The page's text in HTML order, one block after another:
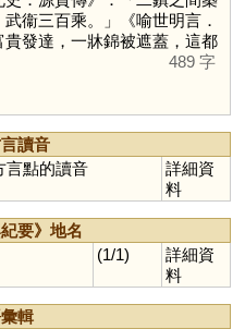
衞三百乘。」《喻世明言．
發達，一牀錦被遮蓋，這都
489 字
讀音
言點的讀音
詳細資
料
紀要》地名
(1/1)
詳細資
料
輯